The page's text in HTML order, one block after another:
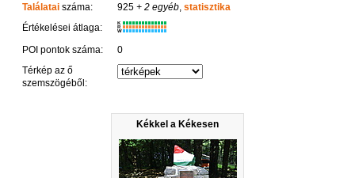
Kékkel a Kékesen
Találataiszáma: 925 + 2 egyéb,statisztika
Értékelései átlaga:
K
R
W
POI pontok száma:
0
Térkép az ő
szemszögéből: